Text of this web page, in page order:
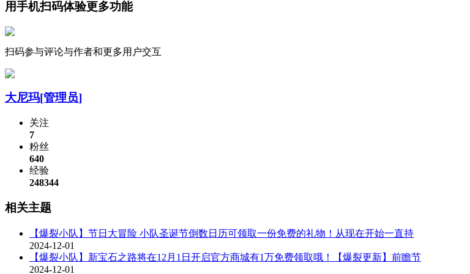
用手机扫码体验更多功能
扫码参与评论与作者和更多用户交互
大尼玛[管理员]
关注
7
粉丝
640
经验
248344
相关主题
【爆裂小队】节日大冒险 小队圣诞节倒数日历可领取一份免费的礼物！从现在开始一直持
2024-12-01
【爆裂小队】新宝石之路将在12月1日开启官方商城有1万免费领取哦！【爆裂更新】前瞻节
2024-12-01